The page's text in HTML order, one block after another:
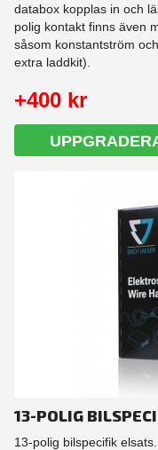
databox kopplas in och
polig kontakt finns även
såsom konstantström
extra laddkit).
+400 kr
13-POLIG
13-polig bilspecifik